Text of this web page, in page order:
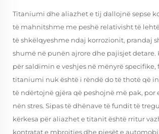
Titaniumi dhe aliazhet e tij dallojnë sepse
të mahnitshme me peshë relativisht të
të shkëlqyeshme ndaj korrozionit, prandaj
shumë në punën ajrore dhe pajisjet detare.
për saldimin e veshjes në mënyrë specifike,
titaniumi nuk është i rëndë do të thotë që
të ndërtojnë gjëra që peshojnë më pak, por
nën stres. Sipas të dhënave të fundit të
kërkesa për aliazhet e titanit është rritur
kontratat e mbrojtjes dhe pjesët e